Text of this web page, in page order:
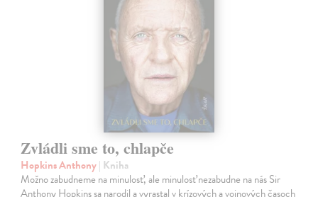
Zvládli sme to, chlapče
Hopkins Anthony| Kniha
Možno zabudneme na minulosť, ale minulosť nezabudne na nás Sir
Anthony Hopkins sa narodil a vyrastal v krízových a vojnových časoch